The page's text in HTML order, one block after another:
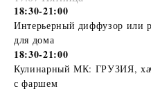
18:30-21:00
Интерьерный диффузор или
для дома
18:30-21:00
Кулинарный МК: ГРУЗИЯ,
с фаршем